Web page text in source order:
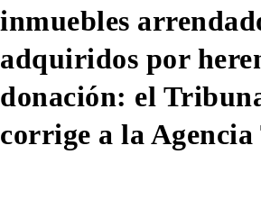
inmuebles
adquiridos por
donación: el
corrige a la